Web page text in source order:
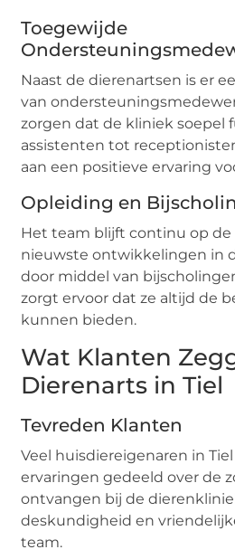
Toegewijde
Naast de dierenartsen is er
van
zorgen dat de kliniek soepel
assistenten tot
aan een positieve ervaring
Opleiding en
Het team blijft continu op de
nieuwste ontwikkelingen in
door middel van
zorgt ervoor dat ze altijd de
kunnen bieden.
Wat Klanten
Dierenarts in Tiel
Tevreden Klanten
Veel huisdiereigenaren in
ervaringen gedeeld over de
ontvangen bij de
deskundigheid en
team.